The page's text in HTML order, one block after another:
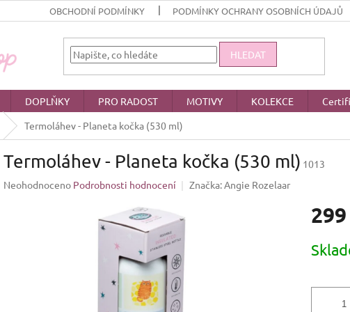
OBCHODNÍ PODMÍNKY PODMÍNKY OCHRANY OSOBNÍCH ÚDAJŮ
HLEDAT
DOPLŇKY PRO RADOST MOTIVY KOLEKCE
Termoláhev - Planeta kočka (530 ml)
Termoláhev - Planeta kočka (530 ml) 1013
Průměrné
Neohodnoceno Podrobnosti hodnocení Značka:Angie Rozelaar
cena: